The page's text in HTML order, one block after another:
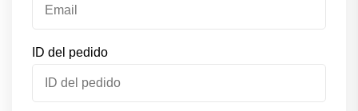
ID del pedido